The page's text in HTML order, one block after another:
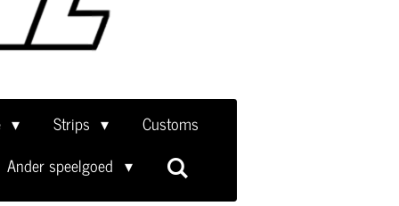
Strips
Customs
Ander speelgoed